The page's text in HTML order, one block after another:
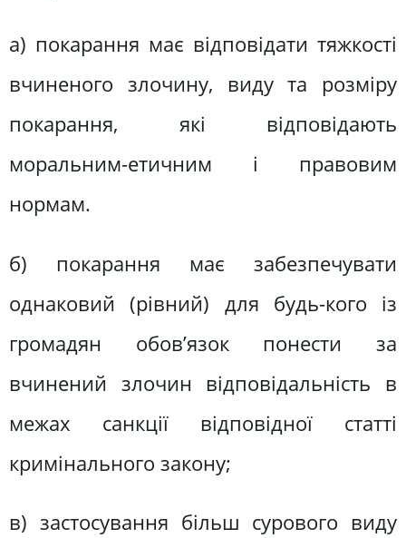
а) покарання має відповідати тяжкості
вчиненого злочину, виду та розміру
покарання, які відповідають
моральним-етичним і правовим
нормам.
б) покарання має забезпечувати
однаковий (рівний) для будь-кого із
громадян обов’язок понести за
вчинений злочин відповідальність в
межах санкції відповідної статті
кримінального закону;
в) застосування більш сурового виду